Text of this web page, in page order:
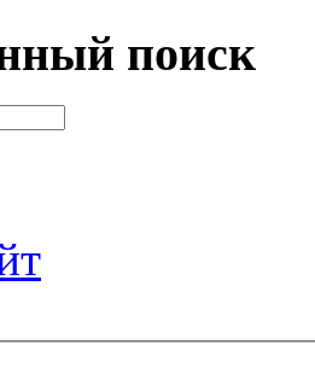
поиск